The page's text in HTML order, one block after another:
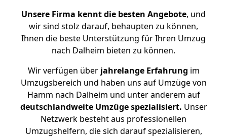
Unsere Firma kennt die besten Angebote, und
wir sind stolz darauf, behaupten zu können,
Ihnen die beste Unterstützung für Ihren Umzug
nach Dalheim bieten zu können.
Wir verfügen überjahrelange Erfahrung im
Umzugsbereich und haben uns auf Umzüge von
Hamm nach Dalheim und unter anderem auf
deutschlandweite Umzüge spezialisiert. Unser
Netzwerk besteht aus professionellen
Umzugshelfern, die sich darauf spezialisieren,